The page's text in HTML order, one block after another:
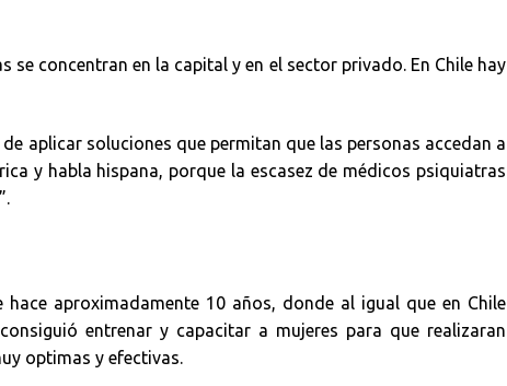
se concentran en la capital y en el sector privado. En Chile hay
aplicar soluciones que permitan que las personas accedan a
y habla hispana, porque la escasez de médicos psiquiatras
aproximadamente 10 años, donde al igual que en Chile
entrenar y capacitar a mujeres para que realizaran
optimas y efectivas.